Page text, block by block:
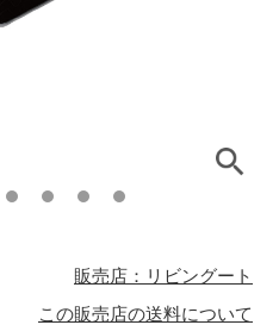
販売店：リビングート
この販売店の送料について